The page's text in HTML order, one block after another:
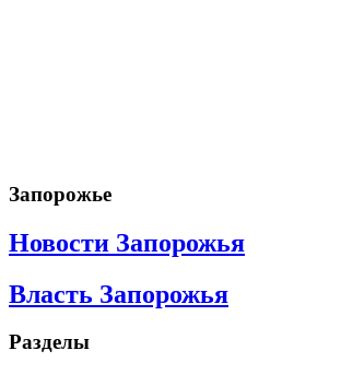
Запорожье
Новости Запорожья
Власть Запорожья
Разделы